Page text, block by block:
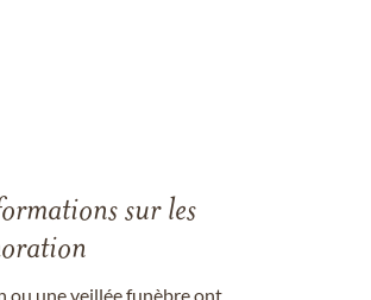
sur les
ou une veillée funèbre ont